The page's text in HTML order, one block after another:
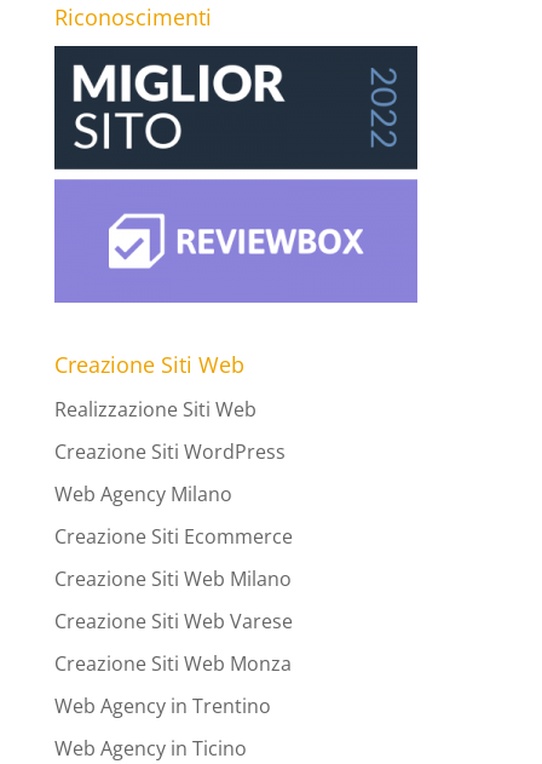
Riconoscimenti
Creazione Siti Web
Realizzazione Siti Web
Creazione Siti WordPress
Web Agency Milano
Creazione Siti Ecommerce
Creazione Siti Web Milano
Creazione Siti Web Varese
Creazione Siti Web Monza
Web Agency in Trentino
Web Agency in Ticino